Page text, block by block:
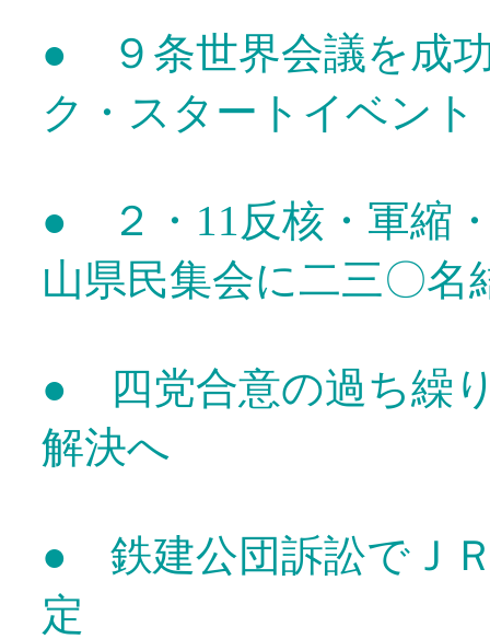
● ９条世界会議を
ク・スタートイベント
● ２・11反核・軍縮
山県民集会に二三〇名
● 四党合意の過ち繰
解決へ
● 鉄建公団訴訟でＪ
定